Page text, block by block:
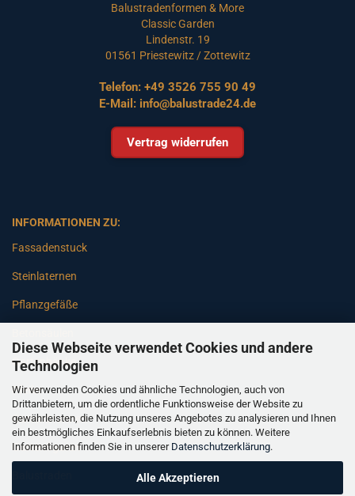
Diese Webseite verwendet Cookies und andere
Technologien
Wir verwenden Cookies und ähnliche Technologien, auch von
Drittanbietern, um die ordentliche Funktionsweise der Website zu
gewährleisten, die Nutzung unseres Angebotes zu analysieren und Ihnen
ein bestmögliches Einkaufserlebnis bieten zu können. Weitere
Informationen finden Sie in unserer Datenschutzerklärung.
Alle Akzeptieren
Balustradenformen & More
Classic Garden
Lindenstr. 19
01561 Priestewitz / Zottewitz
Telefon: +49 3526 755 90 49
E-Mail: info@balustrade24.de
Vertrag widerrufen
INFORMATIONEN ZU:
Fassadenstuck
Steinlaternen
Pflanzgefäße
Gartenbänke
Pfeiler
Gartenbrunnen
Gartenfiguren